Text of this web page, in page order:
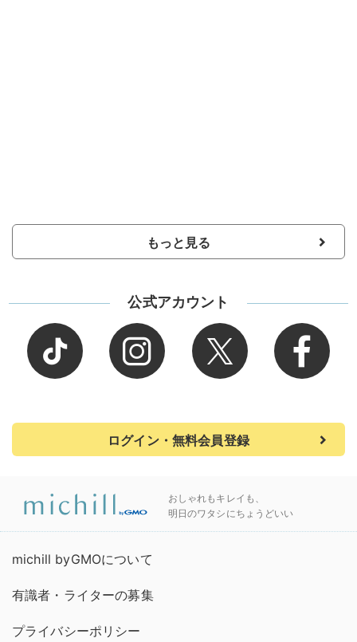
もっと見る
公式アカウント
ログイン・無料会員登録
おしゃれもキレイも、
明日のワタシにちょうどいい
michill byGMOについて
有識者・ライターの募集
プライバシーポリシー